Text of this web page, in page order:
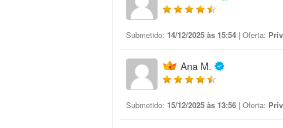
Submetido: 14/12/2025 às 15:54 | Oferta:
Ana M.
Submetido: 15/12/2025 às 13:56 | Oferta: